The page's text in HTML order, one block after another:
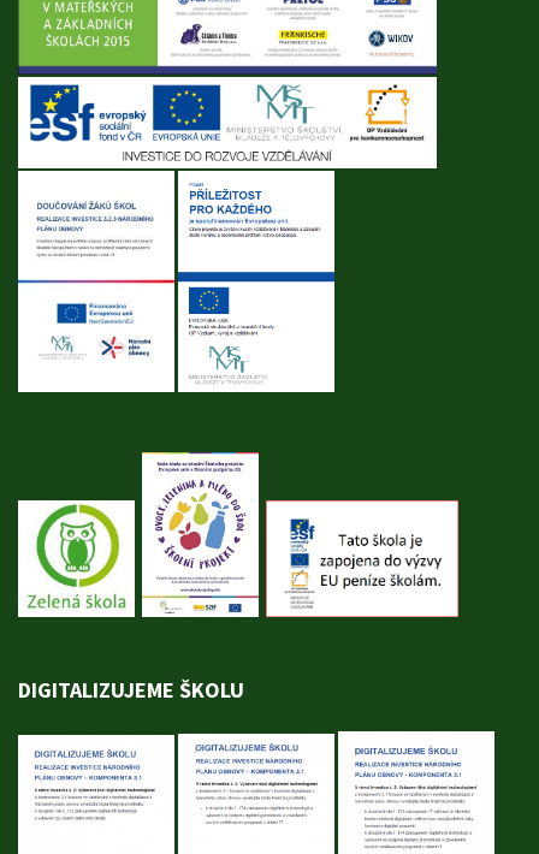
DIGITALIZUJEME ŠKOLU